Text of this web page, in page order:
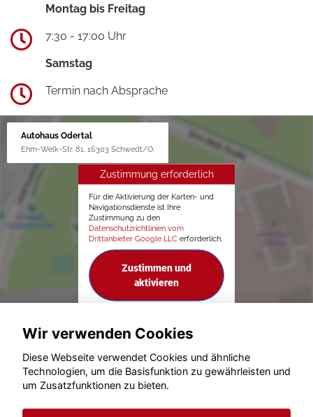
Montag bis Freitag
7:30 - 17:00 Uhr
Samstag
Termin nach Absprache
Autohaus Odertal
Ehm-Welk-Str. 81, 16303 Schwedt/O.
Zustimmung erforderlich
Für die Aktivierung der Karten- und
Navigationsdienste ist Ihre
Zustimmung zu den
Datenschutzrichtlinien vom
Drittanbieter Google LLC erforderlich.
Zustimmen und
aktivieren
© konjunkturmotor.de GmbH 2020 - 2026
Wir verwenden Cookies
Diese Webseite verwendet Cookies und ähnliche
Technologien, um die Basisfunktion zu gewährleisten und
um Zusatzfunktionen zu bieten.